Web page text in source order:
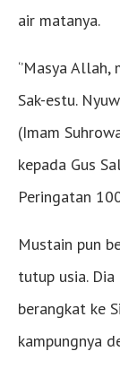
air matanya.
‘’Masya
Sak-estu.
(Imam
kepada Gus
Peringatan
Mustain pun
tutup usia.
berangkat ke
kampungnya